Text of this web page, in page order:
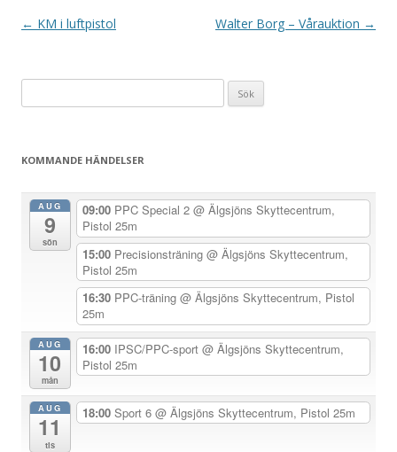
I
n
n
← KM i luftpistol Walter Borg – Vårauktion →
efter:
KOMMANDE HÄNDELSER
AUG
9
sön
09:00 PPC Special 2 @ Älgsjöns Skyttecentrum,
Pistol 25m
15:00 Precisionsträning @ Älgsjöns Skyttecentrum,
Pistol 25m
16:30 PPC-träning @ Älgsjöns Skyttecentrum, Pistol
25m
AUG
10
mån
16:00 IPSC/PPC-sport @ Älgsjöns Skyttecentrum,
Pistol 25m
AUG
11
tis
18:00 Sport 6 @ Älgsjöns Skyttecentrum, Pistol 25m